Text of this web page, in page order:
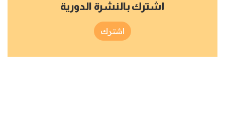
اشترك بالنشرة الدورية
اشترك